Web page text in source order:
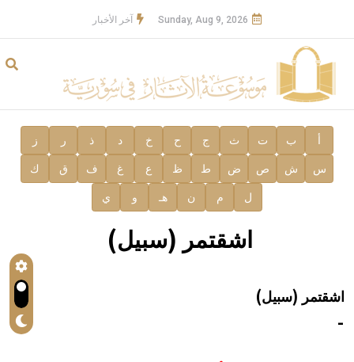
Sunday, Aug 9, 2026 آخر الأخبار
أ ب ت ث ج ح خ د ذ ر ز
س ش ص ض ط ظ ع غ ف ق ك
ل م ن هـ و ي
اشقتمر (سبيل)
اشقتمر (سبيل)
-